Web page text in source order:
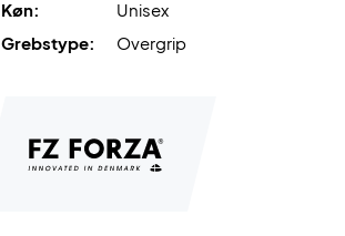
Køn:
Unisex
Grebstype:
Overgrip